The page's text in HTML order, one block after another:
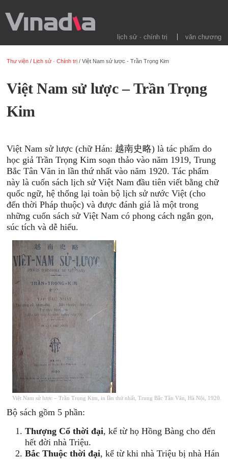
lịch sử · chính trị văn chương
Thư viện / Lịch sử · Chính trị /Việt Nam sử lược - Trần Trọng Kim
Việt Nam sử lược – Trần Trọng
Kim
Việt Nam sử lược (chữ Hán: 越南史略) là tác phẩm do
học giả Trần Trọng Kim soạn thảo vào năm 1919, Trung
Bắc Tân Văn in lần thứ nhất vào năm 1920. Tác phẩm
này là cuốn sách lịch sử Việt Nam đầu tiên viết bằng chữ
quốc ngữ, hệ thống lại toàn bộ lịch sử nước Việt (cho
đến thời Pháp thuộc) và được đánh giá là một trong
những cuốn sách sử Việt Nam có phong cách ngắn gọn,
súc tích và dễ hiểu.
Việt Nam sử lược – Trần Trọng Kim, in lần thứ nhất, Trung Bắc Tân Văn, Hà Nội, 1920.
Bộ sách gồm 5 phần:
Thượng Cổ thời đại, kể từ họ Hồng Bàng cho đến
hết đời nhà Triệu.
Bắc Thuộc thời đại, kể từ khi nhà Triệu bị nhà Hán